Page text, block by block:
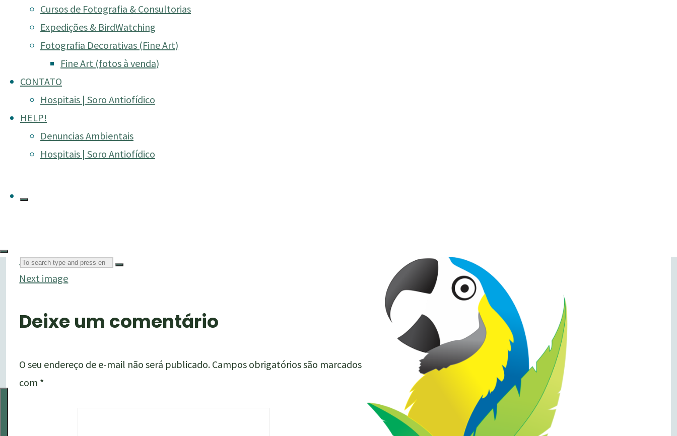
Cursos de Fotografia & Consultorias
Expedições & BirdWatching
Fotografia Decorativas (Fine Art)
Fine Art (fotos à venda)
CONTATO
Hospitais | Soro Antiofídico
HELP!
Denuncias Ambientais
Hospitais | Soro Antiofídico
Search
for:
ECOFOTO
Consultorias
&
2013 – Elefante – DSC_9555
2013 - Elefante - DSC_95552013 – Elefante – DSC_9555
Previous image
Next image
Deixe um comentário
O seu endereço de e-mail não será publicado. Campos obrigatórios são marcados
com *